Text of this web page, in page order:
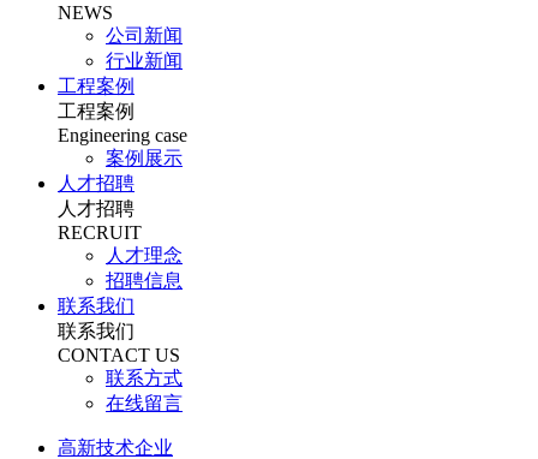
NEWS
公司新闻
行业新闻
工程案例
工程案例
Engineering case
案例展示
人才招聘
人才招聘
RECRUIT
人才理念
招聘信息
联系我们
联系我们
CONTACT US
联系方式
在线留言
高新技术企业